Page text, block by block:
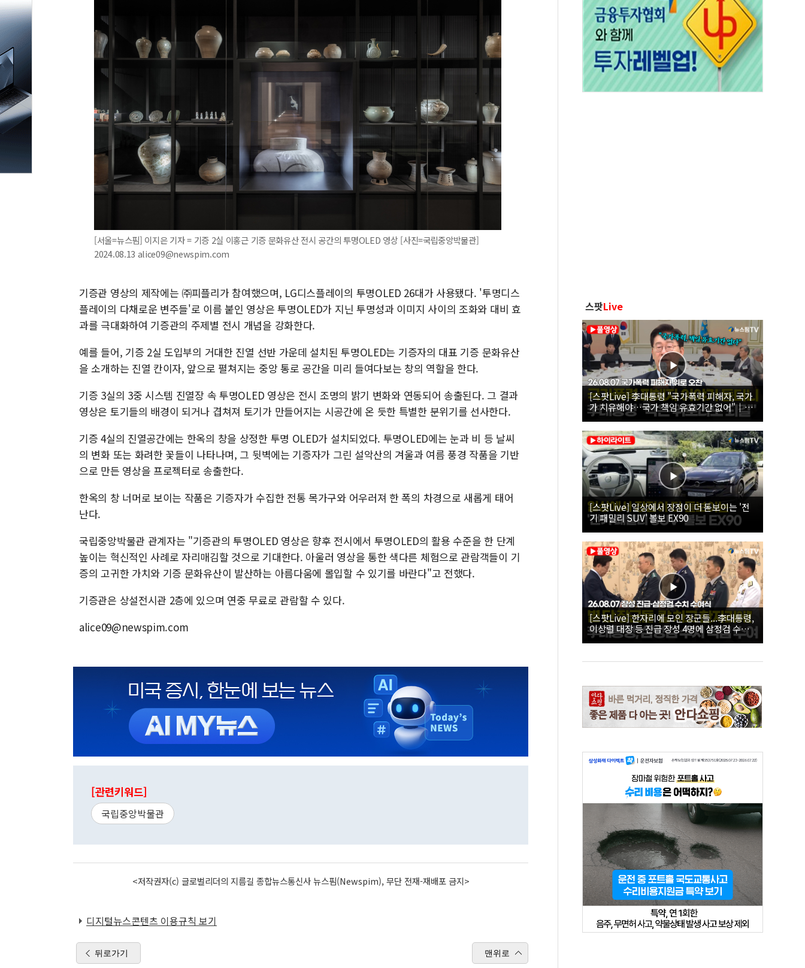
[서울=뉴스핌] 이지은 기자 = 기증 2실 이홍근 기증 문화유산 전시 공간의 투명OLED 영상 [사진=국립중앙박물관]
2024.08.13 alice09@newspim.com
기증관 영상의 제작에는 ㈜피플리가 참여했으며, LG디스플레이의 투명OLED 26대가 사용됐다. '투명디스
플레이의 다채로운 변주들'로 이름 붙인 영상은 투명OLED가 지닌 투명성과 이미지 사이의 조화와 대비 효
과를 극대화하여 기증관의 주제별 전시 개념을 강화한다.
예를 들어, 기증 2실 도입부의 거대한 진열 선반 가운데 설치된 투명OLED는 기증자의 대표 기증 문화유산
을 소개하는 진열 칸이자, 앞으로 펼쳐지는 중앙 통로 공간을 미리 들여다보는 창의 역할을 한다.
기증 3실의 3중 시스템 진열장 속 투명OLED 영상은 전시 조명의 밝기 변화와 연동되어 송출된다. 그 결과
영상은 토기들의 배경이 되거나 겹쳐져 토기가 만들어지는 시공간에 온 듯한 특별한 분위기를 선사한다.
기증 4실의 진열공간에는 한옥의 창을 상정한 투명 OLED가 설치되었다. 투명OLED에는 눈과 비 등 날씨
의 변화 또는 화려한 꽃들이 나타나며, 그 뒷벽에는 기증자가 그린 설악산의 겨울과 여름 풍경 작품을 기반
으로 만든 영상을 프로젝터로 송출한다.
한옥의 창 너머로 보이는 작품은 기증자가 수집한 전통 목가구와 어우러져 한 폭의 차경으로 새롭게 태어
난다.
국립중앙박물관 관계자는 "기증관의 투명OLED 영상은 향후 전시에서 투명OLED의 활용 수준을 한 단계
높이는 혁신적인 사례로 자리매김할 것으로 기대한다. 아울러 영상을 통한 색다른 체험으로 관람객들이 기
증의 고귀한 가치와 기증 문화유산이 발산하는 아름다움에 몰입할 수 있기를 바란다"고 전했다.
기증관은 상설전시관 2층에 있으며 연중 무료로 관람할 수 있다.
alice09@newspim.com
[관련키워드]
국립중앙박물관
<저작권자(c) 글로벌리더의 지름길 종합뉴스통신사 뉴스핌(Newspim), 무단 전재-재배포 금지>
디지털뉴스콘텐츠 이용규칙 보기
뒤로가기 맨위로
스팟Live
[스팟Live] 李대통령 "국가폭력 피해자, 국가
가 치유해야…국가 책임 유효기간 없어"｜
26.08.07 국가폭력 피해자 위로 오찬
[스팟Live] 일상에서 장점이 더 돋보이는 '전
기 패밀리 SUV' 볼보 EX90
[스팟Live] 한자리에 모인 장군들...李대통령,
이상렬 대장 등 진급 장성 4명에 삼정검 수치
직접 수여｜26.08.07 장성 진급·삼정검 수치